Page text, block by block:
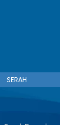
SERAH